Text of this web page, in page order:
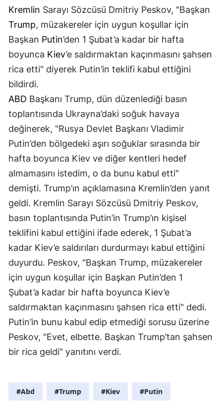
Kremlin Sarayı Sözcüsü Dmitriy Peskov, "Başkan
Trump, müzakereler için uygun koşullar için
Başkan Putin’den 1 Şubat’a kadar bir hafta
boyunca Kiev’e saldırmaktan kaçınmasını şahsen
rica etti" diyerek Putin’in teklifi kabul ettiğini
bildirdi.
ABD Başkanı Trump, dün düzenlediği basın
toplantısında Ukrayna’daki soğuk havaya
değinerek, "Rusya Devlet Başkanı Vladimir
Putin’den bölgedeki aşırı soğuklar sırasında bir
hafta boyunca Kiev ve diğer kentleri hedef
almamasını istedim, o da bunu kabul etti"
demişti. Trump’ın açıklamasına Kremlin’den yanıt
geldi. Kremlin Sarayı Sözcüsü Dmitriy Peskov,
basın toplantısında Putin’in Trump’ın kişisel
teklifini kabul ettiğini ifade ederek, 1 Şubat’a
kadar Kiev’e saldırıları durdurmayı kabul ettiğini
duyurdu. Peskov, "Başkan Trump, müzakereler
için uygun koşullar için Başkan Putin’den 1
Şubat’a kadar bir hafta boyunca Kiev’e
saldırmaktan kaçınmasını şahsen rica etti" dedi.
Putin’in bunu kabul edip etmediği sorusu üzerine
Peskov, "Evet, elbette. Başkan Trump’tan şahsen
bir rica geldi" yanıtını verdi.
#Abd #Trump #Kiev #Putin